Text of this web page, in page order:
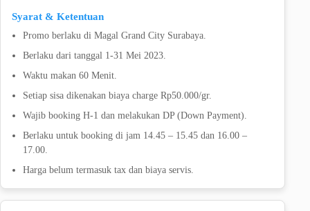
Syarat & Ketentuan
Promo berlaku di Magal Grand City Surabaya.
Berlaku dari tanggal 1-31 Mei 2023.
Waktu makan 60 Menit.
Setiap sisa dikenakan biaya charge Rp50.000/gr.
Wajib booking H-1 dan melakukan DP (Down Payment).
Berlaku untuk booking di jam 14.45 – 15.45 dan 16.00 –
17.00.
Harga belum termasuk tax dan biaya servis.